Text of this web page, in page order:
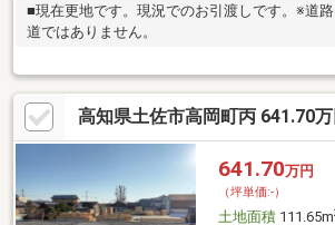
■現在更地です。現況でのお引渡しです。※道
道ではありません。
高知県土佐市高岡町丙 641.70万
641.70万円
（坪単価:-）
土地面積111.65m